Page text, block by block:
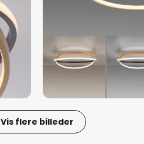
Vis flere billeder